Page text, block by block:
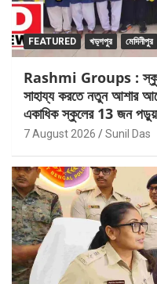
FEATURED খড়্গপুর মেদিনীপুর
Rashmi Groups : স্কুলের
সাহায্য করতে নতুন আশার
একাধিক স্কুলের 13 জন
7 August 2026 Sunil Das